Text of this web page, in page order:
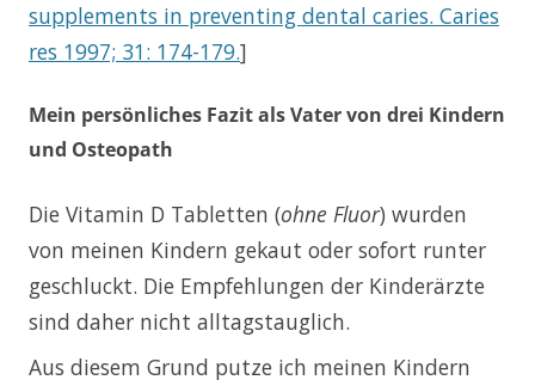
supplements in preventing dental caries. Caries
res 1997; 31: 174-179.]
Mein persönliches Fazit als Vater von drei Kindern
und Osteopath
Die Vitamin D Tabletten (ohne Fluor) wurden
von meinen Kindern gekaut oder sofort runter
geschluckt. Die Empfehlungen der Kinderärzte
sind daher nicht alltagstauglich.
Aus diesem Grund putze ich meinen Kindern